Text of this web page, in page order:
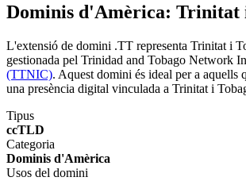
Dominis d'Amèrica: Trinitat
L'extensió de domini .TT representa Trinitat i
gestionada pel Trinidad and Tobago Network
(TTNIC). Aquest domini és ideal per a aquells
una presència digital vinculada a Trinitat i
Tipus
ccTLD
Categoria
Dominis d'Amèrica
Usos del domini